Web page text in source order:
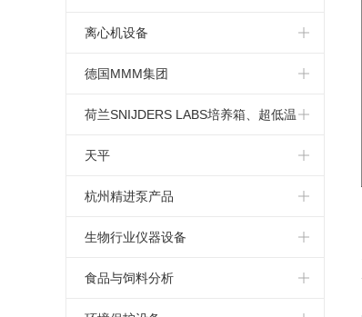
喷雾干燥机
手动泵
实验室泵
桶泵和容器泵
离心泵
气动隔膜泵
摇床
磁力搅拌器
旋转管式炉
油浴
离心机设备
德国MMM集团
德国MMM集团箱体
荷兰SNIJDERS LABS培养箱、超低温
冰箱
卧式超低温冰箱 -86℃
立式超低温 冰箱 -86ºC
定制类型产品
气候箱
天平
水分测定仪
kern分析天平
kern精密天平
杭州精进泵产品
精睿不锈钢高温高精度进料泵
精睿柱塞泵
生物行业仪器设备
生物制药
食品与饲料分析